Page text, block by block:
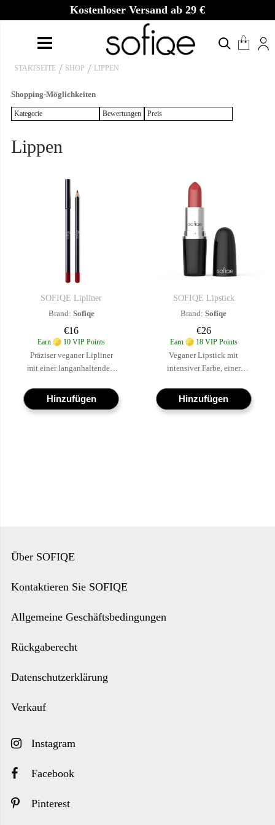
Kostenloser Versand ab 29 €
STARTSEITE SHOP LIPPEN
Lippen
SOFIQE LiplinerSOFIQE Lipliner
Brand: Sofiqe
€16
Earn 10 VIP Points
Präziser veganer Lipliner
mit einer langanhaltenden,
mithilfe von KI
abgestimmten Farbtönen,
Hinzufügen
SOFIQE LipstickSOFIQE Lipstick
Brand: Sofiqe
€26
Earn 18 VIP Points
Veganer Lipstick mit
intensiver Farbe, einer
free Formel und einer KI-
gestützten Farbanpassung,
Hinzufügen
Shopping-Möglichkeiten
Kategorie Bewertungen Preis
Über SOFIQE
Kontaktieren Sie SOFIQE
Allgemeine Geschäftsbedingungen
Rückgaberecht
Datenschutzerklärung
Verkauf
Instagram
Facebook
Pinterest